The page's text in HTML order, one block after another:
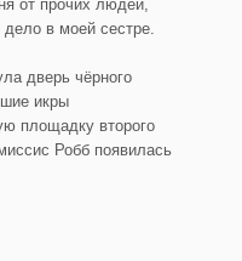
от прочих людей,
в моей сестре.
дверь чёрного
икры
площадку второго
Робб появилась